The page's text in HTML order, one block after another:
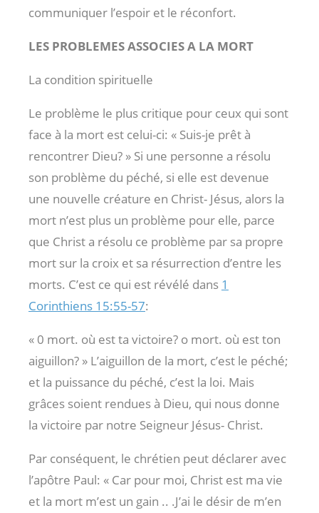
communiquer l’espoir et le réconfort.
LES PROBLEMES ASSOCIES A LA MORT
La condition spirituelle
Le problème le plus critique pour ceux qui sont
face à la mort est celui-ci: « Suis-je prêt à
rencontrer Dieu? » Si une personne a résolu
son problème du péché, si elle est devenue
une nouvelle créature en Christ- Jésus, alors la
mort n’est plus un problème pour elle, parce
que Christ a résolu ce problème par sa propre
mort sur la croix et sa résurrection d’entre les
morts. C’est ce qui est révélé dans 1
Corinthiens 15:55-57:
« 0 mort. où est ta victoire? o mort. où est ton
aiguillon? » L’aiguillon de la mort, c’est le péché;
et la puissance du péché, c’est la loi. Mais
grâces soient rendues à Dieu, qui nous donne
la victoire par notre Seigneur Jésus- Christ.
Par conséquent, le chrétien peut déclarer avec
l’apôtre Paul: « Car pour moi, Christ est ma vie
et la mort m’est un gain .. .J’ai le désir de m’en